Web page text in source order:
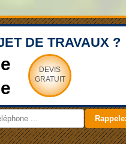
DE TRAVAUX ?
DEVIS
GRATUIT